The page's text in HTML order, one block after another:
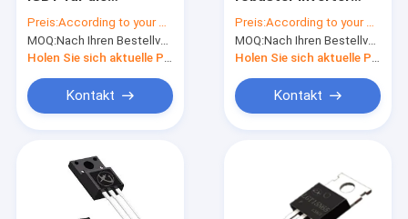
Preis:According to your order requirement
MOQ:Nach Ihren Bestellvorgaben
Kontakt
Verstärkungsmodus
Preis:According to your order requirement
MOQ:Nach Ihren Bestellvorgaben
Kontakt